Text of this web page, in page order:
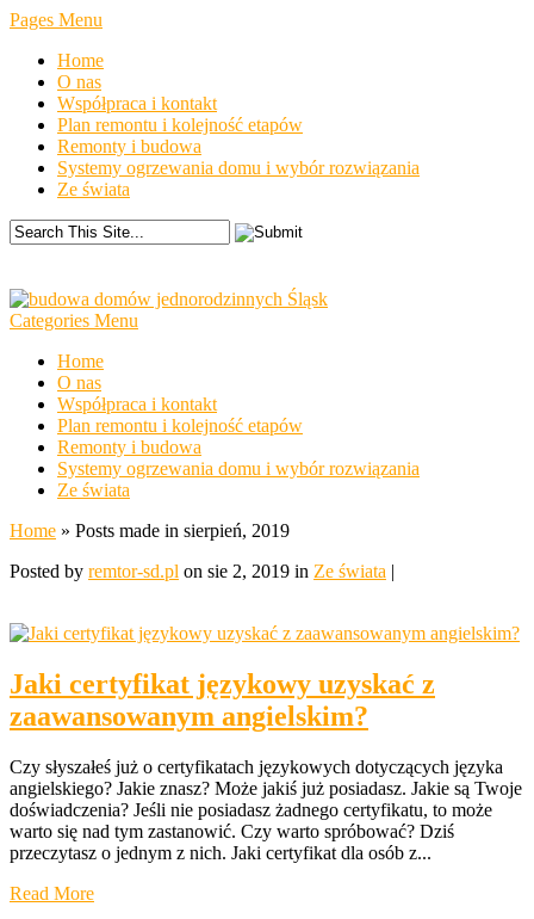
Pages Menu
Home
O nas
Współpraca i kontakt
Plan remontu i kolejność etapów
Remonty i budowa
Systemy ogrzewania domu i wybór rozwiązania
Ze świata
Categories Menu
Home
O nas
Współpraca i kontakt
Plan remontu i kolejność etapów
Remonty i budowa
Systemy ogrzewania domu i wybór rozwiązania
Ze świata
Home » Posts made in sierpień, 2019
Posted by remtor-sd.pl on sie 2, 2019 in Ze świata |
Jaki certyfikat językowy uzyskać z
zaawansowanym angielskim?
Czy słyszałeś już o certyfikatach językowych dotyczących języka
angielskiego? Jakie znasz? Może jakiś już posiadasz. Jakie są Twoje
doświadczenia? Jeśli nie posiadasz żadnego certyfikatu, to może
warto się nad tym zastanowić. Czy warto spróbować? Dziś
przeczytasz o jednym z nich. Jaki certyfikat dla osób z...
Read More